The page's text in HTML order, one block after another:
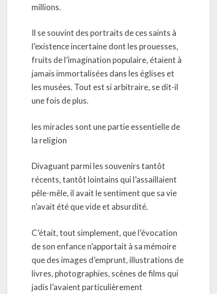
millions.
Il se souvint des portraits de ces saints à
l’existence incertaine dont les prouesses,
fruits de l’imagination populaire, étaient à
jamais immortalisées dans les églises et
les musées. Tout est si arbitraire, se dit-il
une fois de plus.
les miracles sont une partie essentielle de
la religion
Divaguant parmi les souvenirs tantôt
récents, tantôt lointains qui l’assaillaient
pêle-mêle, il avait le sentiment que sa vie
n’avait été que vide et absurdité.
C’était, tout simplement, que l’évocation
de son enfance n’apportait à sa mémoire
que des images d’emprunt, illustrations de
livres, photographies, scènes de films qui
jadis l’avaient particulièrement